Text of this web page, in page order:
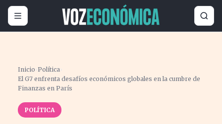
Inicio ›Política›
El G7 enfrenta desafíos económicos globales en la cumbre de
Finanzas en París
POLÍTICA